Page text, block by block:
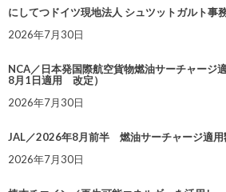
にしてつドイツ現地法人 シュツットガルト事
2026年7月30日
NCA／日本発国際航空貨物燃油サーチャージ
8月1日適用 改定）
2026年7月30日
JAL／2026年8月前半 燃油サーチャージ適用
2026年7月30日